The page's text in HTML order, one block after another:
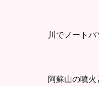
川でノートパ
阿蘇山の噴火